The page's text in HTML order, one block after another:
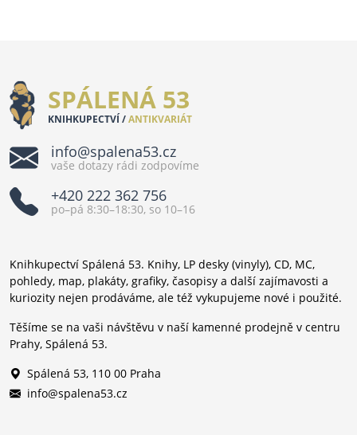
SPÁLENÁ 53
KNIHKUPECTVÍ /ANTIKVARIÁT
info@spalena53.cz
vaše dotazy rádi zodpovíme
+420 222 362 756
po–pá 8:30–18:30, so 10–16
Knihkupectví Spálená 53. Knihy, LP desky (vinyly), CD, MC,
pohledy, map, plakáty, grafiky, časopisy a další zajímavosti a
kuriozity nejen prodáváme, ale též vykupujeme nové i použité.
Těšíme se na vaši návštěvu v naší kamenné prodejně v centru
Prahy, Spálená 53.
Spálená 53, 110 00 Praha
info@spalena53.cz